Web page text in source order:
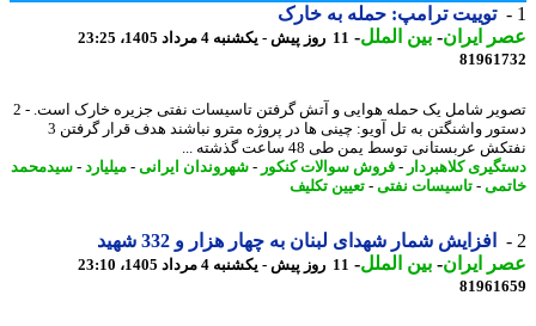
توییت ترامپ: حمله به خارک
ایران- بین الملل-11 روز پیش - یکشنبه 4 مرداد 1405، 23:25
تصویر شامل یک حمله هوایی و آتش گرفتن تاسیسات نفتی جزیره خارک است. - 2
دستور واشنگتن به تل آویو: چینی ها در پروژه مترو نباشند هدف قرار گرفتن 3
عربستانی توسط یمن طی 48 ساعت گذشته ...
کلاهبردار-فروش سوالات کنکور-شهروندان ایرانی- میلیارد-سیدمحمد
-تاسیسات نفتی-تعیین تکلیف
افزایش شمار شهدای لبنان به چهار هزار و 332 شهید
ایران- بین الملل-11 روز پیش - یکشنبه 4 مرداد 1405، 23:10